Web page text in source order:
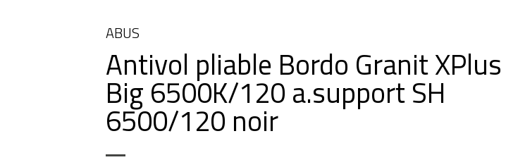
ABUS
Antivol pliable Bordo Granit XPlus
Big 6500K/120 a.support SH
6500/120 noir